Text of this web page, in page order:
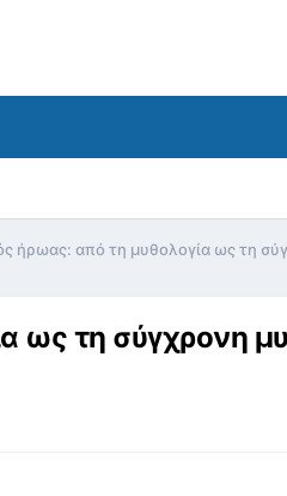
ήρωας: από τη μυθολογία ως τη
ως τη σύγχρονη